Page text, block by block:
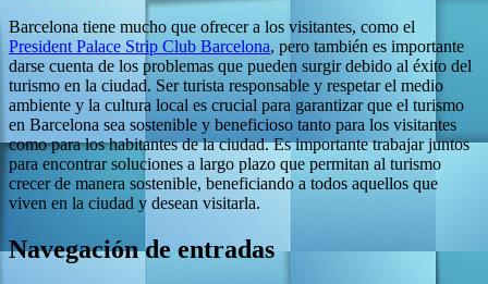
Barcelona tiene mucho que ofrecer a los visitantes, como el
President Palace Strip Club Barcelona, pero también es importante
darse cuenta de los problemas que pueden surgir debido al éxito del
turismo en la ciudad. Ser turista responsable y respetar el medio
ambiente y la cultura local es crucial para garantizar que el turismo
en Barcelona sea sostenible y beneficioso tanto para los visitantes
como para los habitantes de la ciudad. Es importante trabajar juntos
para encontrar soluciones a largo plazo que permitan al turismo
crecer de manera sostenible, beneficiando a todos aquellos que
viven en la ciudad y desean visitarla.
Navegación de entradas